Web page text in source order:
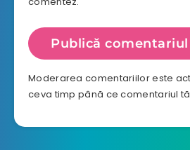
Moderarea comentariilor este
ceva timp până ce comentariul